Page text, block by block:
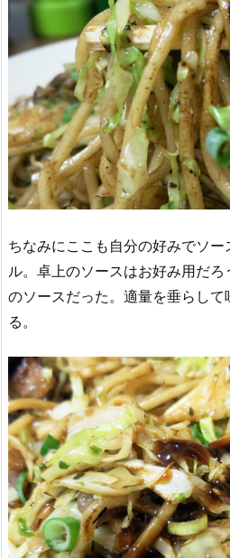
ちなみにここも自分の好みでソー
ル。卓上のソースはお好み用だ
のソースだった。適量を垂らし
る。